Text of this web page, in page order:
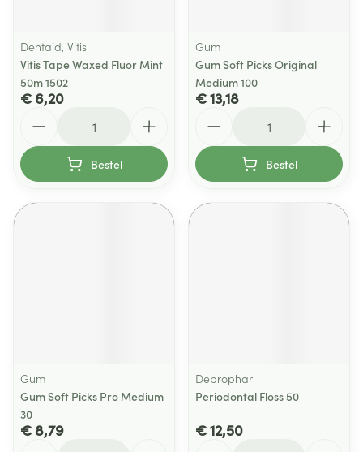
Dentaid, Vitis
Vitis Tape Waxed Fluor Mint
50m 1502
€ 6,20
Bestel
Gum
Gum Soft Picks Original
Medium 100
€ 13,18
Bestel
Gum
Gum Soft Picks Pro Medium
30
€ 8,79
Deprophar
Periodontal Floss 50
€ 12,50